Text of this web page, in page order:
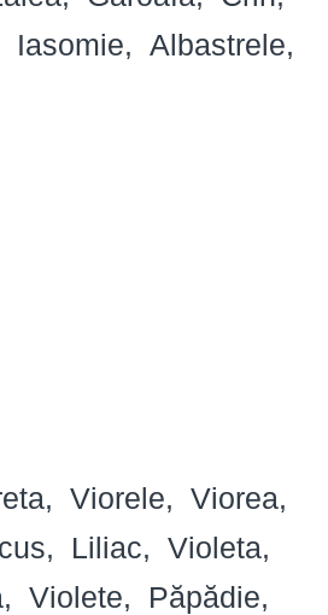
Iasomie Albastrele
Viorele
Viorea
Liliac
Violeta
Violete
Păpădie